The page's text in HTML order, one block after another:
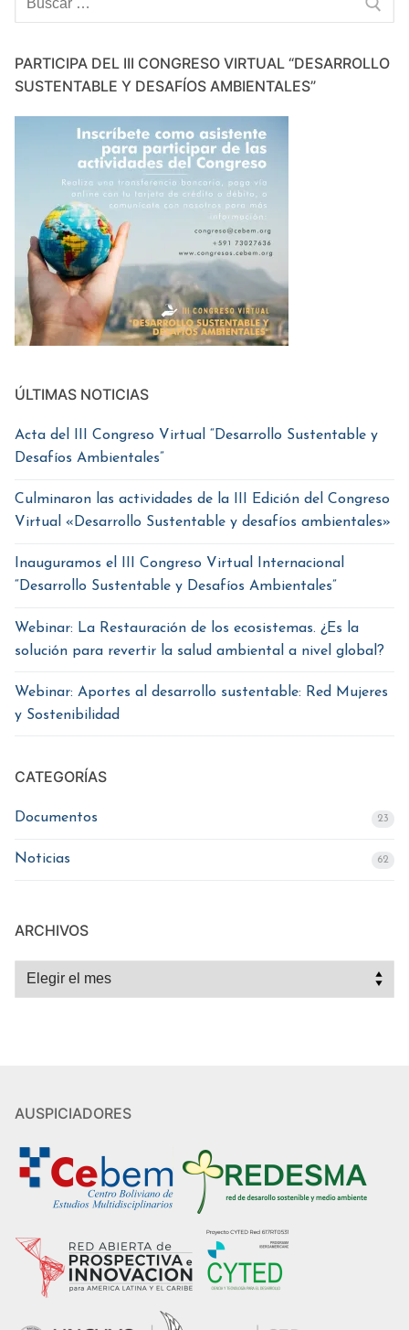
PARTICIPA DEL III CONGRESO VIRTUAL “DESARROLLO
SUSTENTABLE Y DESAFÍOS AMBIENTALES”
ÚLTIMAS NOTICIAS
Acta del III Congreso Virtual “Desarrollo Sustentable y
Desafíos Ambientales”
Culminaron las actividades de la III Edición del Congreso
Virtual «Desarrollo Sustentable y desafíos ambientales»
Inauguramos el III Congreso Virtual Internacional
“Desarrollo Sustentable y Desafíos Ambientales”
Webinar: La Restauración de los ecosistemas. ¿Es la
solución para revertir la salud ambiental a nivel global?
Webinar: Aportes al desarrollo sustentable: Red Mujeres
y Sostenibilidad
CATEGORÍAS
Documentos 23
Noticias 62
ARCHIVOS
Archivos
AUSPICIADORES